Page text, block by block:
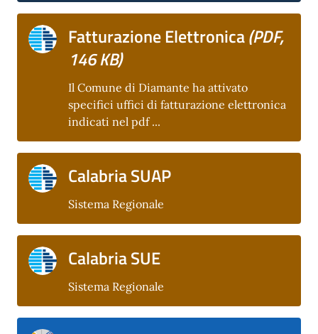
Fatturazione Elettronica(PDF,
146 KB)
Il Comune di Diamante ha attivato
specifici uffici di fatturazione elettronica
indicati nel pdf ...
Calabria SUAP
Sistema Regionale
Calabria SUE
Sistema Regionale